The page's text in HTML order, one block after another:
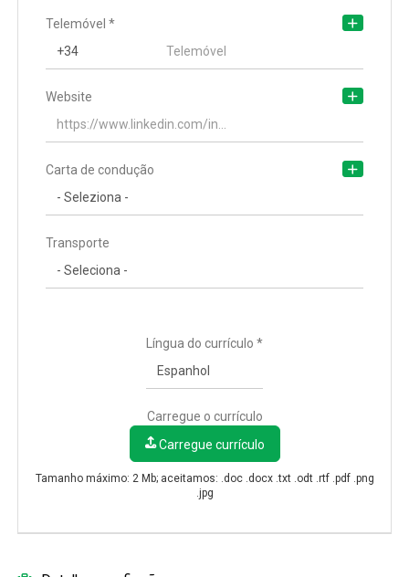
Telemóvel *
Website
Carta de condução
Transporte
Língua do currículo *
Carregue o currículo
Carregue currículo
Tamanho máximo: 2 Mb; aceitamos: .doc .docx .txt .odt .rtf .pdf .png
.jpg